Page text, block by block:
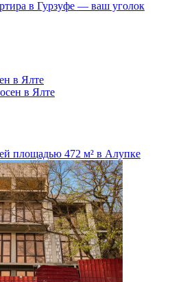
в Ялте
площадью 472 м² в Алупке